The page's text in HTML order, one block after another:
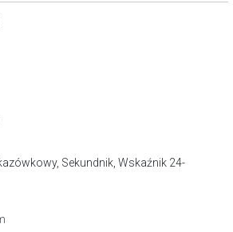
Sekundnik, Wskaźnik 24-